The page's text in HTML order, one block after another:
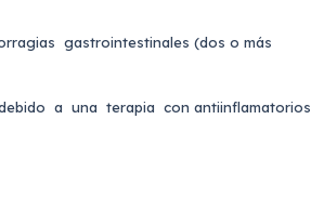
gastrointestinales (dos o más
a una terapia con antiinflamatorios